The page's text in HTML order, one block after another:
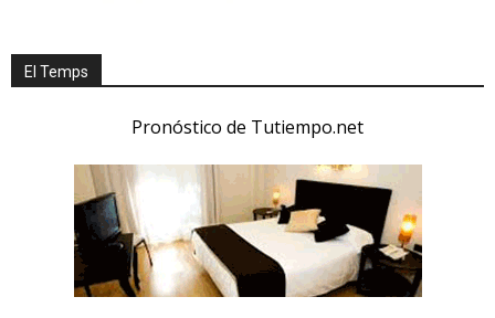
El Temps
Pronóstico de Tutiempo.net